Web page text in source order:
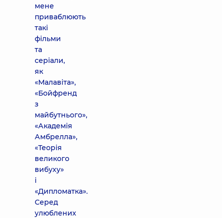
мене
приваблюють
такі
фільми
та
серіали,
як
«Малавіта»,
«Бойфренд
з
майбутнього»,
«Академія
Амбрелла»,
«Теорія
великого
вибуху»
і
«Дипломатка».
Серед
улюблених